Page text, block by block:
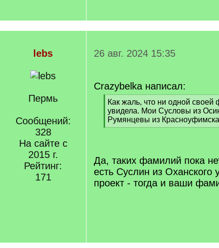
lebs
Пермь
Сообщений:
328
На сайте с
2015 г.
Рейтинг:
171
26 авг. 2024 15:35
Crazybelka написал:
[
q
]
Как жаль, что ни одной своей
увидела. Мои Сусловы из
Румянцевы из
[
Да, таких фамилий пока
есть Суслин из Оханского
проект - тогда и ваши